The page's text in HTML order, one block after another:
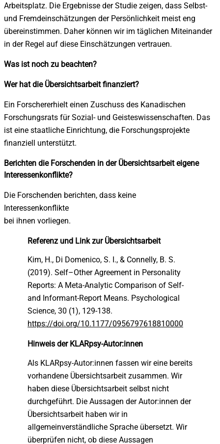
Arbeitsplatz. Die Ergebnisse der Studie zeigen, dass Selbst-
und Fremdeinschätzungen der Persönlichkeit meist eng
übereinstimmen. Daher können wir im täglichen Miteinander
in der Regel auf diese Einschätzungen vertrauen.
Was ist noch zu beachten?
Wer hat die Übersichtsarbeit finanziert?
Ein Forschererhielt einen Zuschuss des Kanadischen
Forschungsrats für Sozial- und Geisteswissenschaften. Das
ist eine staatliche Einrichtung, die Forschungsprojekte
finanziell unterstützt.
Berichten die Forschenden in der Übersichtsarbeit eigene
Interessenkonflikte?
Die Forschenden berichten, dass keine
Interessenkonflikte
bei ihnen vorliegen.
Referenz und Link zur Übersichtsarbeit
Kim, H., Di Domenico, S. I., & Connelly, B. S.
(2019). Self–Other Agreement in Personality
Reports: A Meta-Analytic Comparison of Self-
and Informant-Report Means. Psychological
Science, 30 (1 ), 129-138.
https://doi.org/10.1177/0956797618810000
Hinweis der KLARpsy­-Autor:innen
Als KLARpsy-Autor:innen fassen wir eine bereits
vorhandene Übersichtsarbeit zusammen. Wir
haben diese Übersichtsarbeit selbst nicht
durchgeführt. Die Aussagen der Autor:innen der
Übersichtsarbeit haben wir in
allgemeinverständliche Sprache übersetzt. Wir
überprüfen nicht, ob diese Aussagen